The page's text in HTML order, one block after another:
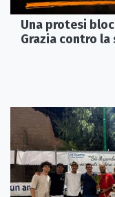
Una protesi
Grazia contro